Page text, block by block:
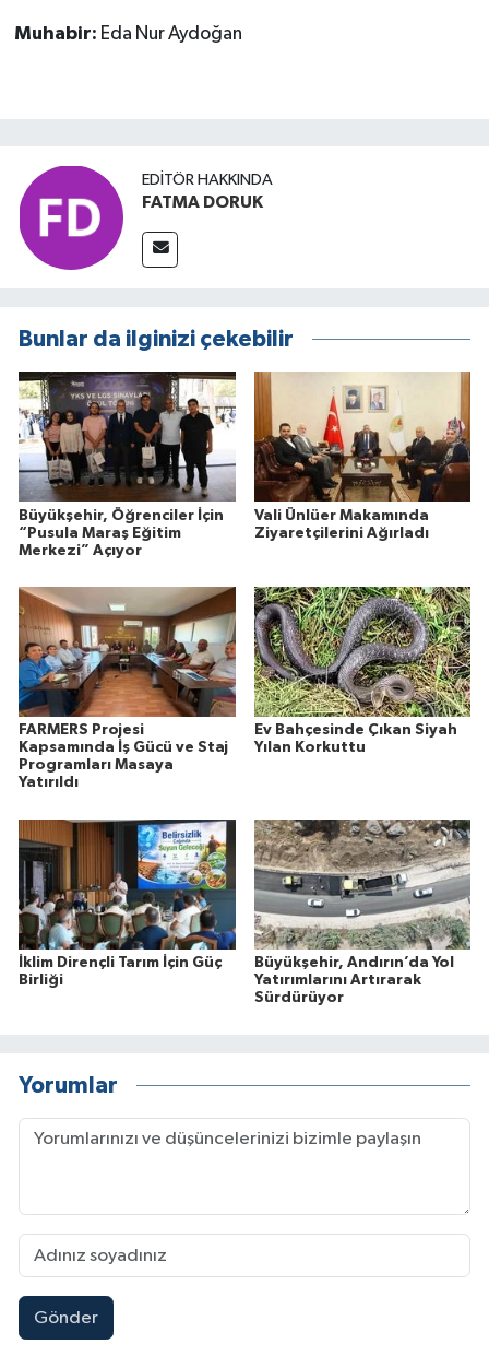
Muhabir: Eda Nur Aydoğan
EDITÖR HAKKINDA
FATMA DORUK
Bunlar da ilginizi çekebilir
Büyükşehir, Öğrenciler İçin
“Pusula Maraş Eğitim
Merkezi” Açıyor
Vali Ünlüer Makamında
Ziyaretçilerini Ağırladı
FARMERS Projesi
Kapsamında İş Gücü ve Staj
Programları Masaya
Yatırıldı
Ev Bahçesinde Çıkan Siyah
Yılan Korkuttu
İklim Dirençli Tarım İçin Güç
Birliği
Büyükşehir, Andırın’da Yol
Yatırımlarını Artırarak
Sürdürüyor
Yorumlar
Gönder